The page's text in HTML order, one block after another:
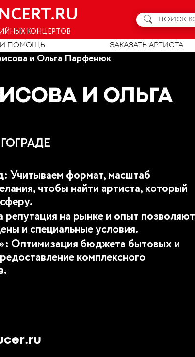
КОНЦЕРТОВ
И ПОМОЩЬ ЗАКАЗАТЬ АРТИСТА
и Ольга Парфенюк
И ОЛЬГА
Учитываем формат, масштаб
чтобы найти артиста, который
на рынке и опыт позволяют
и специальные условия.
Оптимизация бюджета бытовых и
комплексного